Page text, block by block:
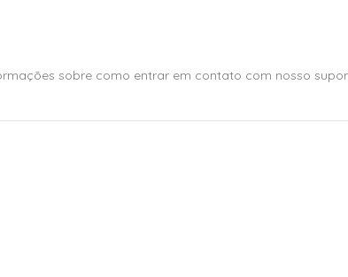
sobre como entrar em contato com nosso